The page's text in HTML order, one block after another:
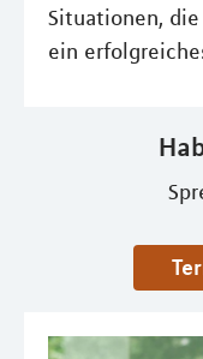
Situationen,
ein